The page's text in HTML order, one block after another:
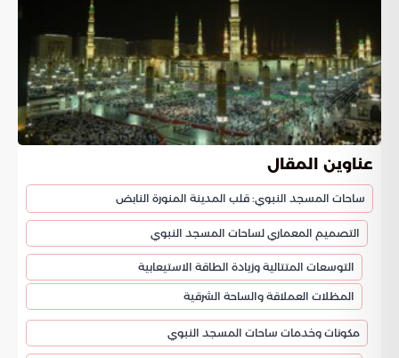
عناوين المقال
ساحات المسجد النبوي: قلب المدينة المنورة النابض
التصميم المعماري لساحات المسجد النبوي
التوسعات المتتالية وزيادة الطاقة الاستيعابية
المظلات العملاقة والساحة الشرقية
مكونات وخدمات ساحات المسجد النبوي